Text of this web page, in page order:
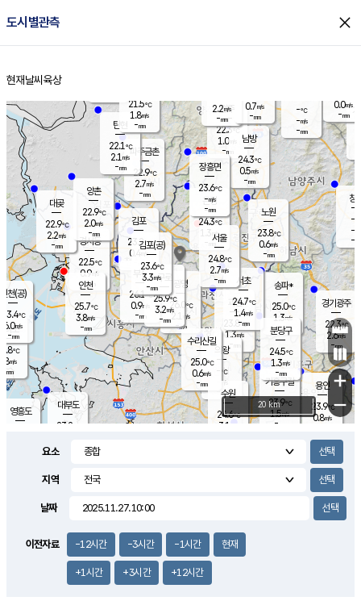
도시별관측 close
홈
현재날씨 육상
의도
℃
m/s
mm
영흥도
양주
22.3℃
1.0
-mm
과천
23.8℃
1.3m/s
- mm
용인
23.9℃
0.8m/s
경기광주
22.3℃
2.6m/s
-mm
1.6m/s
대부도
23.2
경서동
22.5℃
0.9m/s
-mm
파주금촌
22.9℃
2.7m/s
-mm
-℃
-m/s
-mm
대곶
22.9℃
2.2m/s
-mm
창
-
-m/
-
탄현
22.1℃
2.1 m/s
-mm
0.0m/s
-mm
의왕
- ℃
m/s
mm
김포
23.2℃
0.4 m/s
mm
광명
26.0
℃
2.1 m/s
-mm
부천
26.1℃
0.9m/s
-mm
양촌
22.9℃
2.0m/s
-mm
구로
25.9℃
3.2m/s
-mm
은평
24.3℃
1.3 m/s
- mm
노원
23.8℃
0.6m/s
-mm
송파*
25.0℃
1.3m/s
-mm
서초
24.7℃
1.4m/s
-mm
남방
24.3℃
0.5m/s
-mm
기흥구갈
23.9℃
1.5m/s
-
수리산길
25.0℃
0.6m/s
-mm
분당구
24.5℃
1.3m/s
-mm
장흥면
23.6℃
-m/s
-mm
2.2m/s
-mm
인천(공)
23.4℃
6.0m/s
-mm
김포(공)
23.6℃
3.3m/s
-mm
수원
24.6℃
3.1 m/s
인천
25.7℃
3.8m/s
-mm
서울
24.8℃
2.7m/s
-mm
21.5℃
1.8m/s
-mm
0.7m/s
-mm
+
−
20 km
요소
지역
날짜
이전자료 -12시간 -3시간 -1시간 현재
+1시간 +3시간 +12시간